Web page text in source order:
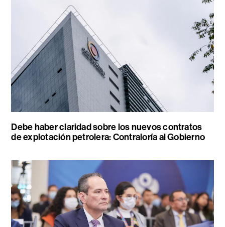
Debe haber claridad sobre los nuevos contratos
de explotación petrolera: Contraloría al Gobierno